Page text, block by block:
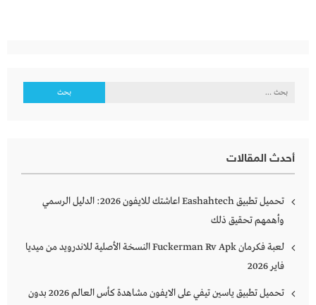
البحث
أحدث المقالات
تحميل تطبيق Eashahtech اعاشتك للايفون 2026: الدليل الرسمي
وأهمهم تحقيق ذلك
لعبة فكرمان Fuckerman Rv Apk النسخة الأصلية للاندرويد من ميديا
فاير 2026
تحميل تطبيق ياسين تيفي على الايفون مشاهدة كأس العالم 2026 بدون